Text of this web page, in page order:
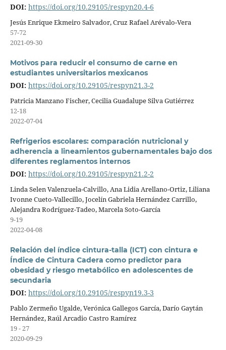
DOI: https://doi.org/10.29105/respyn20.4-6
Jesús Enrique Ekmeiro Salvador, Cruz Rafael Arévalo-Vera
57-72
2021-09-30
Motivos para reducir el consumo de carne en
estudiantes universitarios mexicanos
DOI: https://doi.org/10.29105/respyn21.3-2
Patricia Manzano Fischer, Cecilia Guadalupe Silva Gutiérrez
12-18
2022-07-04
Refrigerios escolares: comparación nutricional y
adherencia a lineamientos gubernamentales bajo dos
diferentes reglamentos internos
DOI: https://doi.org/10.29105/respyn21.2-2
Linda Selen Valenzuela-Calvillo, Ana Lidia Arellano-Ortiz, Liliana
Ivonne Cueto-Vallecillo, Jocelín Gabriela Hernández Carrillo,
Alejandra Rodríguez-Tadeo, Marcela Soto-García
9-19
2022-04-08
Relación del índice cintura-talla (ICT) con cintura e
Índice de Cintura Cadera como predictor para
obesidad y riesgo metabólico en adolescentes de
secundaria
DOI: https://doi.org/10.29105/respyn19.3-3
Pablo Zermeño Ugalde, Verónica Gallegos García, Darío Gaytán
Hernández, Raúl Arcadio Castro Ramírez
19 - 27
2020-09-29